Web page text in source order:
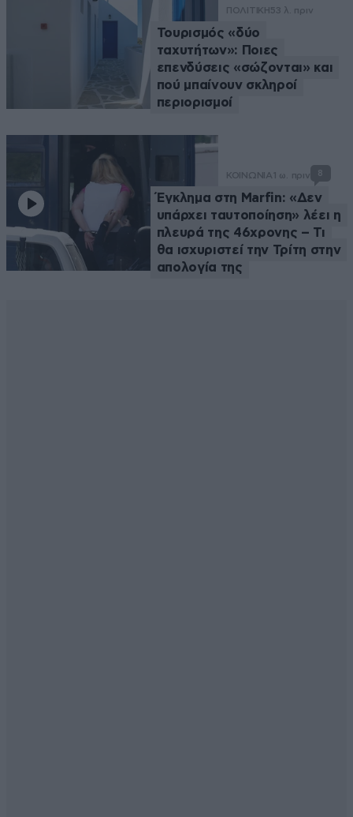
ΠΟΛΙΤΙΚΗ53 λ. πριν
Τουρισμός «δύο
ταχυτήτων»: Ποιες
επενδύσεις «σώζονται» και
πού μπαίνουν σκληροί
περιορισμοί
ΚΟΙΝΩΝΙΑ 1 ω. πριν 8
Έγκλημα στη Marfin: «Δεν
υπάρχει ταυτοποίηση» λέει η
πλευρά της 46χρονης – Τι
θα ισχυριστεί την Τρίτη στην
απολογία της